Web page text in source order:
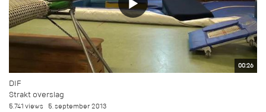
00:26
DIF
Strakt overslag
5.741 views 5. september 2013